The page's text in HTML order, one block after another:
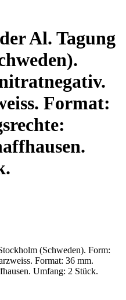
Al. Tagung
Format:
(Schweden). Form:
Format: 36 mm.
Umfang: 2 Stück.